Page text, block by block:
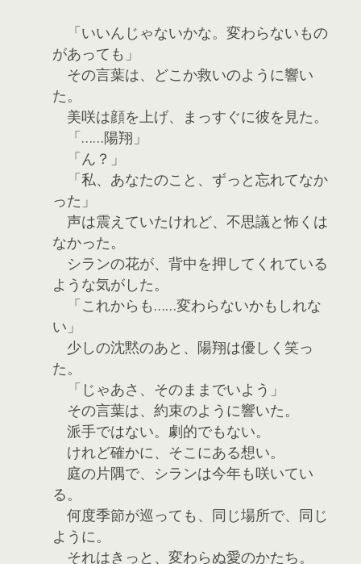
「いいんじゃないかな。変わらないもの
があっても」
その言葉は、どこか救いのように響い
た。
美咲は顔を上げ、まっすぐに彼を見た。
「……陽翔」
「ん？」
「私、あなたのこと、ずっと忘れてなか
った」
声は震えていたけれど、不思議と怖くは
なかった。
シランの花が、背中を押してくれている
ような気がした。
「これからも……変わらないかもしれな
い」
少しの沈黙のあと、陽翔は優しく笑っ
た。
「じゃあさ、そのままでいよう」
その言葉は、約束のように響いた。
派手ではない。劇的でもない。
けれど確かに、そこにある想い。
庭の片隅で、シランは今年も咲いてい
る。
何度季節が巡っても、同じ場所で、同じ
ように。
それはきっと、変わらぬ愛のかたち。